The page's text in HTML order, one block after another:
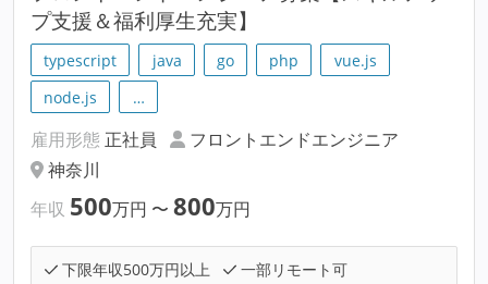
プ支援＆福利厚生充実】
typescript java go php
vue.js
node.js
…
雇用形態 正社員
フロントエンドエンジニア
神奈川
年収 500万円 〜 800万円
下限年収500万円以上
一部リモート可